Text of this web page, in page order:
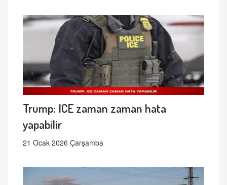
Trump: ICE zaman zaman hata
yapabilir
21 Ocak 2026 Çarşamba